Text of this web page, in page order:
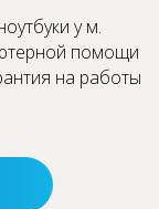
у м.
помощи
на работы